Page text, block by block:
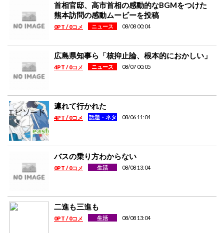
首相官邸、高市首相の感動的なBGMをつけた
熊本訪問の感動ムービーを投稿
0PT / 0コメ ニュース 08/08 00:04
広島県知事ら「核抑止論、根本的におかしい」
4PT / 0コメ ニュース 08/07 00:05
連れて行かれた
4PT / 0コメ 話題・ネタ 08/06 11:04
バスの乗り方わからない
0PT / 0コメ 生活 08/08 13:04
二進も三進も
0PT / 0コメ 生活 08/08 13:04